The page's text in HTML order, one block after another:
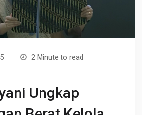
2 Minute to read
Ungkap